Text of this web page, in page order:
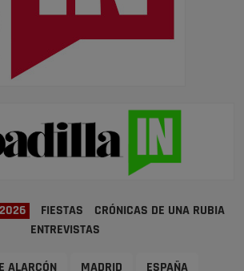
FIESTAS
CRÓNICAS DE UNA RUBIA
ENTREVISTAS
ALARCÓN MADRID ESPAÑA